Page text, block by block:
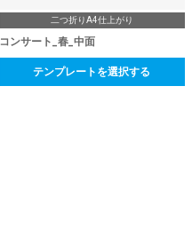
二つ折りA4仕上がり
コンサート_春_中面
テンプレートを選択する